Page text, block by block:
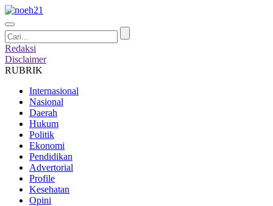
Redaksi
Disclaimer
RUBRIK
Internasional
Nasional
Daerah
Hukum
Politik
Ekonomi
Pendidikan
Advertorial
Profile
Kesehatan
Opini